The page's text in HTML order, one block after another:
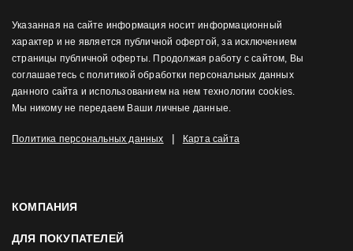
Указанная на сайте информация носит информационный
характер и не является публичной офертой, за исключением
страницы публичной оферты. Продолжая работу с сайтом, Вы
соглашаетесь с политикой обработки персональных данных
данного сайта и использованием на нем технологии cookies.
Мы никому не передаем Ваши личные данные.
Политика персональных данных | Карта сайта
КОМПАНИЯ
ДЛЯ ПОКУПАТЕЛЕЙ